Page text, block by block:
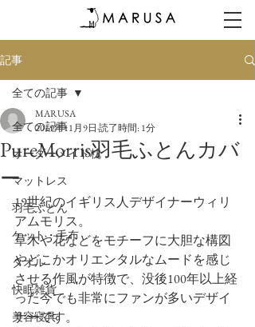
記事
全ての記事
オーダーメイド枕
マットレス
羽毛ふとん
ケット・毛布
タオル
快眠雑貨
美容寝具
全ての記事
PureMorris羽毛ふとんカバ
ー
MARUSA
2019年11月9日 読了時間: 1分
19世紀のイギリス人デザイナーウィリ
アムモリス。
草木や花などをモチーフに大胆な構図
やどこかオリエンタルなムードを感じ
させる作風が特徴で、没後100年以上経
った今でも非常にファンが多いデザイ
ナーです。